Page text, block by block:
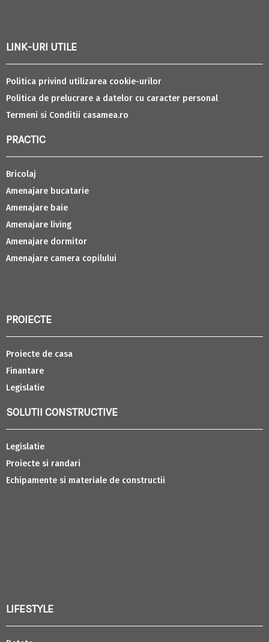
LINK-URI UTILE
Politica privind utilizarea cookie-urilor
Politica de prelucrare a datelor cu caracter personal
Termeni si Conditii casamea.ro
PRACTIC
Bricolaj
Amenajare bucatarie
Amenajare baie
Amenajare living
Amenajare dormitor
Amenajare camera copilului
PROIECTE
Proiecte de casa
Finantare
Legislatie
SOLUTII CONSTRUCTIVE
Legislatie
Proiecte si randari
Echipamente si materiale de constructii
LIFESTYLE